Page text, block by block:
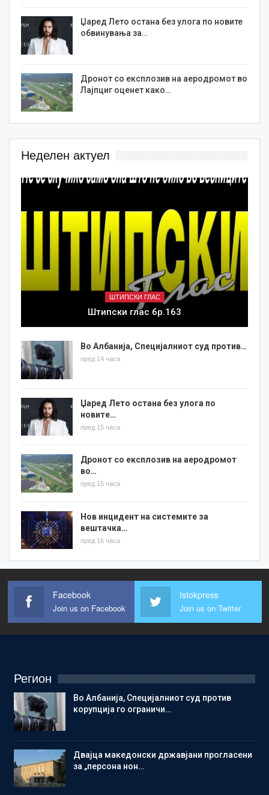
Џаред Лето остана без улога по новите
обвинувања за…
Дронот со експлозив на аеродромот во
Лајпциг оценет како…
Неделен актуел
ШТИПСКИ ГЛАС
Штипски глас бр.163
Во Албанија, Специјалниот суд против…
пред 14 часа
Џаред Лето остана без улога по
новите…
пред 15 часа
Дронот со експлозив на аеродромот
во…
пред 15 часа
Нов инцидент на системите за
вештачка…
пред 16 часа
Facebook
Join us on Facebook
Istokpress
Join us on Twitter
Регион
Во Албанија, Специјалниот суд против
корупција го ограничи…
Двајца македонски државјани прогласени
за „персона нон…